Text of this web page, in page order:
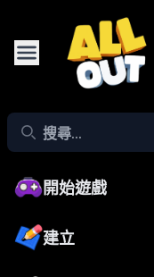
開始遊戲
建立